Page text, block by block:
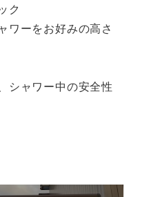
ク
ワーをお好みの高さ
シャワー中の安全性